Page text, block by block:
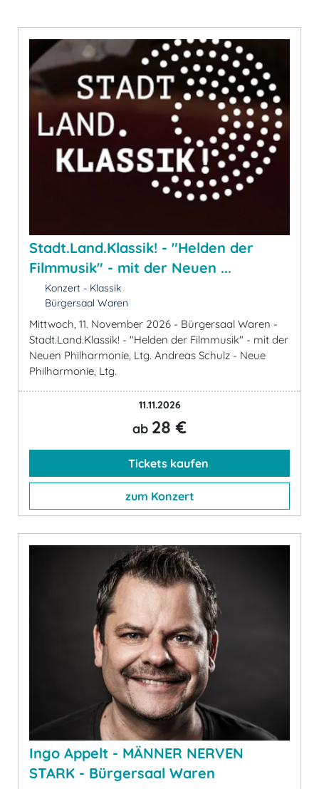
Stadt.Land.Klassik! - "Helden der
Filmmusik" - mit der Neuen ...
Konzert - Klassik
Bürgersaal Waren
Mittwoch, 11. November 2026 - Bürgersaal Waren -
Stadt.Land.Klassik! - "Helden der Filmmusik" - mit der
Neuen Philharmonie, Ltg. Andreas Schulz - Neue
Philharmonie, Ltg.
11.11.2026
ab 28 €
Tickets kaufen
zum Konzert
Ingo Appelt - MÄNNER NERVEN
STARK - Bürgersaal Waren